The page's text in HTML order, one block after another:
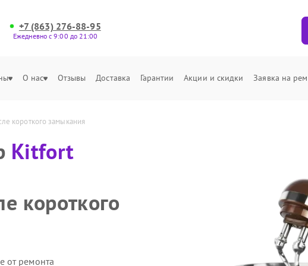
+7 (863) 276-88-95
Ежедневно с 9:00 до 21:00
О нас Отзывы Доставка Гарантии Акции и скидки Заявка на
короткого замыкания
Kitfort
короткого
от ремонта